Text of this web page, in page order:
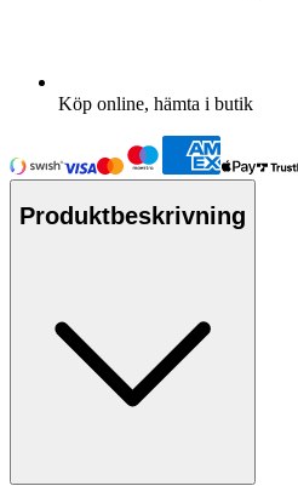
Köp online, hämta i butik
Produktbeskrivning